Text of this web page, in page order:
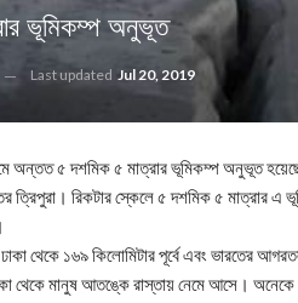
ভূমিকম্প অনুভূত
Last updated Jul 20, 2019
অন্তত ৫ দশমিক ৫ মাত্রার ভূমিকম্প অনুভূত
ত্রিপুরা। রিকটার স্কেলে ৫ দশমিক ৫ মাত্রার এ
থেকে ১৬৯ কিলোমিটার পূর্বে এবং ভারতের
থেকে মানুষ আতঙ্কে রাস্তায় নেমে আসে।